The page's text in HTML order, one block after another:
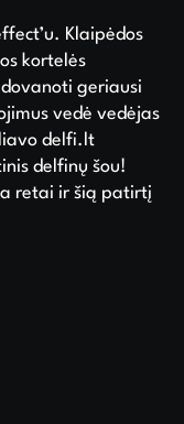
Klaipėdos
kortelės
geriausi
vedė vedėjas
delfi.lt
delfinų šou!
retai ir šią patirtį